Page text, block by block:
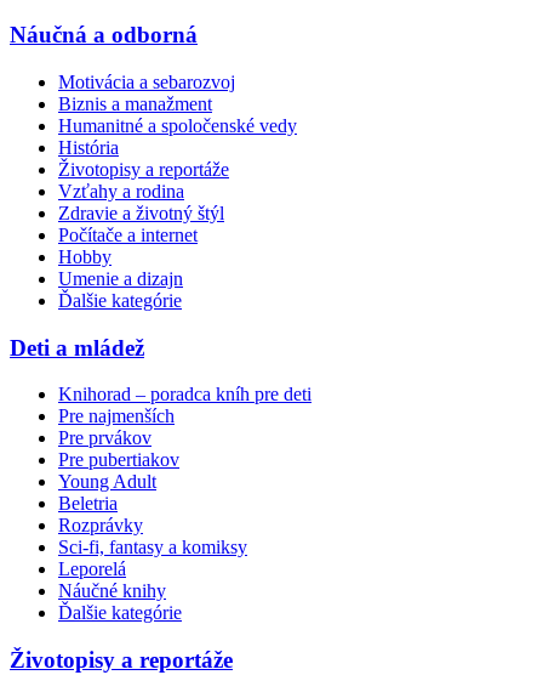
Náučná a odborná
Motivácia a sebarozvoj
Biznis a manažment
Humanitné a spoločenské vedy
História
Životopisy a reportáže
Vzťahy a rodina
Zdravie a životný štýl
Počítače a internet
Hobby
Umenie a dizajn
Ďalšie kategórie
Deti a mládež
Knihorad – poradca kníh pre deti
Pre najmenších
Pre prvákov
Pre pubertiakov
Young Adult
Beletria
Rozprávky
Sci-fi, fantasy a komiksy
Leporelá
Náučné knihy
Ďalšie kategórie
Životopisy a reportáže